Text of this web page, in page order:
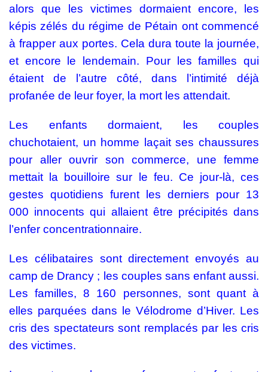
alors que les victimes dormaient encore, les
képis zélés du régime de Pétain ont commencé
à frapper aux portes. Cela dura toute la journée,
et encore le lendemain. Pour les familles qui
étaient de l’autre côté, dans l’intimité déjà
profanée de leur foyer, la mort les attendait.
Les enfants dormaient, les couples
chuchotaient, un homme laçait ses chaussures
pour aller ouvrir son commerce, une femme
mettait la bouilloire sur le feu. Ce jour-là, ces
gestes quotidiens furent les derniers pour 13
000 innocents qui allaient être précipités dans
l’enfer concentrationnaire.
Les célibataires sont directement envoyés au
camp de Drancy ; les couples sans enfant aussi.
Les familles, 8 160 personnes, sont quant à
elles parquées dans le Vélodrome d’Hiver. Les
cris des spectateurs sont remplacés par les cris
des victimes.